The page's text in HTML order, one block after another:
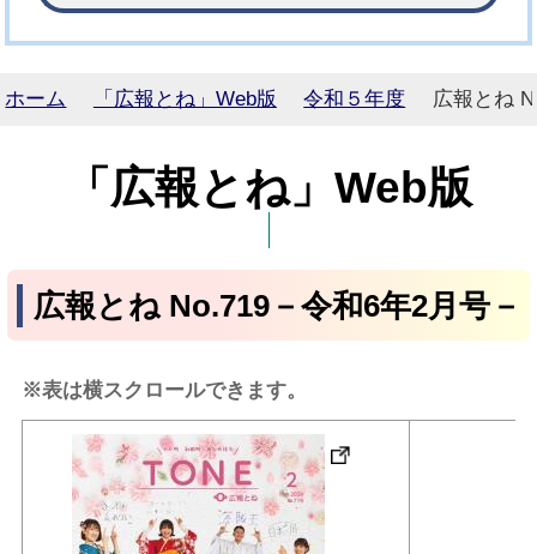
ホーム 「広報とね」Web版 令和５年度 広報とね
「広報とね」Web版
広報とね No.719－令和6年2月号－
※表は横スクロールできます。